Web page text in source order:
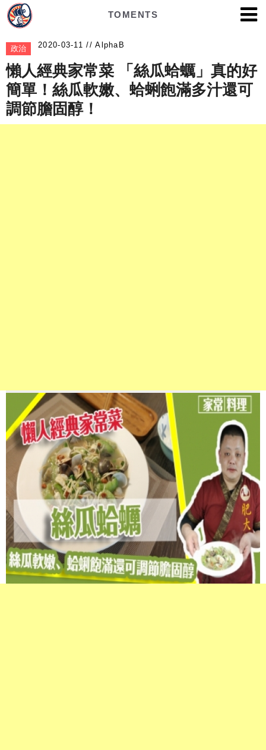
TOMENTS
政治 AlphaB
懶人經典家常菜 「絲瓜蛤蠣」真的好
簡單！絲瓜軟嫩、蛤蜊飽滿多汁還可
調節膽固醇！